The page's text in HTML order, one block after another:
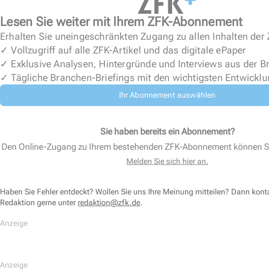
Lesen Sie weiter mit Ihrem ZFK-Abonnement
Erhalten Sie uneingeschränkten Zugang zu allen Inhalten der
✓ Vollzugriff auf alle ZFK-Artikel und das digitale ePaper
✓ Exklusive Analysen, Hintergründe und Interviews aus der
✓ Tägliche Branchen-Briefings mit den wichtigsten
Ihr Abonnement auswählen
Sie haben bereits ein Abonnement?
Den Online-Zugang zu Ihrem bestehenden ZFK-Abonnement können
Melden Sie sich hier an.
Haben Sie Fehler entdeckt? Wollen Sie uns Ihre Meinung mitteilen? Dann
Redaktion gerne unter redaktion@zfk.de.